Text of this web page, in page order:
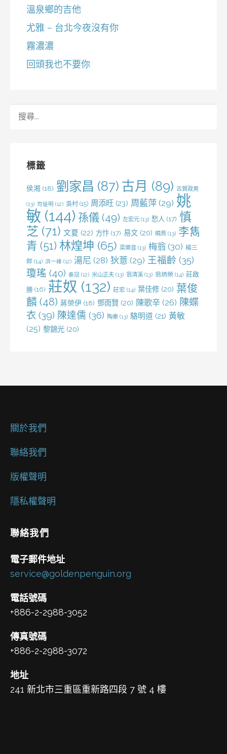
溫泉鄉的吉他
尤雅 – 台北今夜沒有你
霧濃濃
回頭我也不要你
標籤
侯湘 (18) 劉家昌 (87) 古月 (89) 古賀政男
(13) 司徒明 (12) 吳村 (15) 周添旺 (23) 周藍萍 (29) 姚
敏 (144) 孫儀 (49) 左宏元 (13) 愁人 (17) 慎
芝 (71) 文夏 (22) 方忭 (17) 易文 (20) 曉燕 (13) 李雋
青 (51) 林煌坤 (65) 梁樂音 (13) 梅翁 (30) 楊三
郎 (14) 洪一峰 (12) 湯尼 (28) 狄薏 (29) 王福齡 (35)
瓊瑤 (40) 秦冠 (12) 米山正夫 (13) 翁清溪 (13) 翁炳榮 (14) 莊啟
勝 (16) 莊奴 (132) 莊宏 (14) 葉佳修 (20) 葉俊
麟 (48) 蔣榮伊 (18) 鄧雨賢 (20) 陳歌辛 (26) 陳蝶
衣 (39) 陳達儒 (36) 陶秦 (13) 駱明道 (21) 黃敏
(25) 黎錦光 (20)
關於我們
聯絡我們
版權聲明
隱私權聲明
聯絡我們
電子郵件地址
service@goldenpenguin.org
電話號碼
+886-2-2988-3052
傳真號碼
+886-2-2988-3072
地址
241 新北市三重區重新路四段 7 號 4 樓